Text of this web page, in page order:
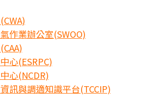
作業辦公室(SWOO)
心(ESRPC)
心(NCDR)
訊與調適知識平台(TCCIP)